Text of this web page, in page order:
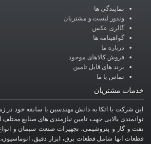
نمایندگی ها
وندور لیست و مشتریان
گالری عکس
گواهینامه ها
درباره ما
فروش کالاهای موجود
برند های قابل تامین
تماس با ما
خدمات مشتریان
این شرکت با اتکا به دانش مهندسین با سابقه خود در
توانمندی بالایی جهت تامین نیازمندی های صنایع
نفت و گاز و پتروشیمی، تجهیزات صنعت سیمان و
قطعات آنها شامل قطعات برق، ابزار دقیق، اتوماسیون،